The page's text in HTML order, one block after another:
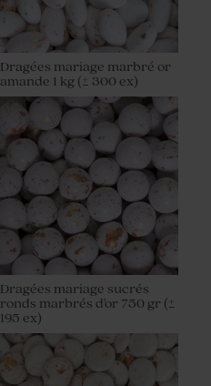
Dragées mariage marbré or
amande 1 kg (± 300 ex)
Dragées mariage sucrés
ronds marbrés d'or 750 gr (±
195 ex)